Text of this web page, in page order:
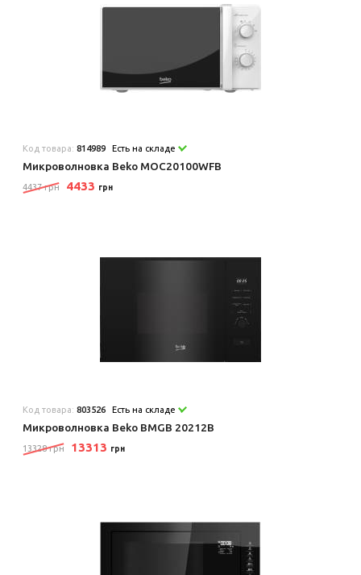
Код товара:814989 Есть на складе
Микроволновка Beko MOC20100WFB
4437 грн 4433 грн
Код товара:803526 Есть на складе
Микроволновка Beko BMGB 20212B
13328 грн 13313 грн